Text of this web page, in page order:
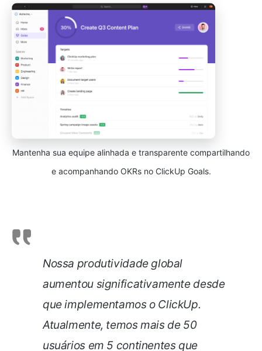
Mantenha sua equipe alinhada e transparente compartilhando
e acompanhando OKRs no ClickUp Goals.
Nossa produtividade global
aumentou significativamente desde
que implementamos o ClickUp.
Atualmente, temos mais de 50
usuários em 5 continentes que